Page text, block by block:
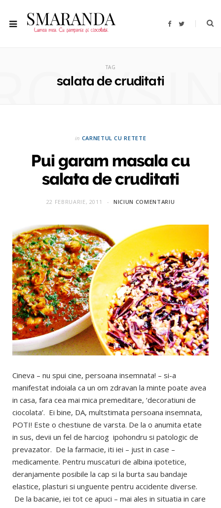
F
T
TAG
salata de cruditati
in CARNETUL CU RETETE
Pui garam masala cu
salata de cruditati
22 FEBRUARIE, 2011 NICIUN COMENTARIU
Cineva – nu spui cine, persoana insemnata! – si-a
manifestat indoiala ca un om zdravan la minte poate avea
in casa, fara cea mai mica premeditare, ‘decoratiuni de
ciocolata’. Ei bine, DA, multstimata persoana insemnata,
POTI! Este o chestiune de varsta. De la o anumita etate
in sus, devii un fel de harciog ipohondru si patologic de
prevazator. De la farmacie, iti iei – just in case –
medicamente. Pentru muscaturi de albina ipotetice,
deranjamente posibile la cap si la burta sau bandaje
elastice, plasturi si unguente pentru accidente diverse.
De la bacanie, iei tot ce apuci – mai ales in situatia in care